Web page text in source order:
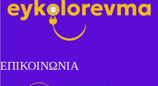
ΕΠΙΚΟΙΝΩΝΙΑ